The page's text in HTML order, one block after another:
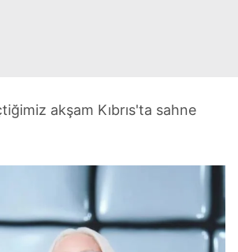
akşam Kıbrıs'ta sahne